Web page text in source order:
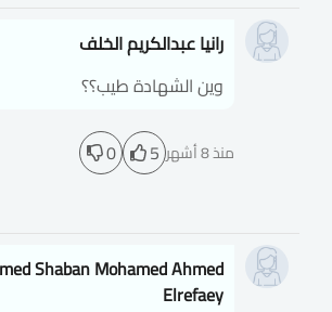
رانيا عبدالكريم الخلف
وين الشهادة طيب؟؟
منذ 8 أشهر 5
0
Shaban Mohamed Ahmed
Elrefaey